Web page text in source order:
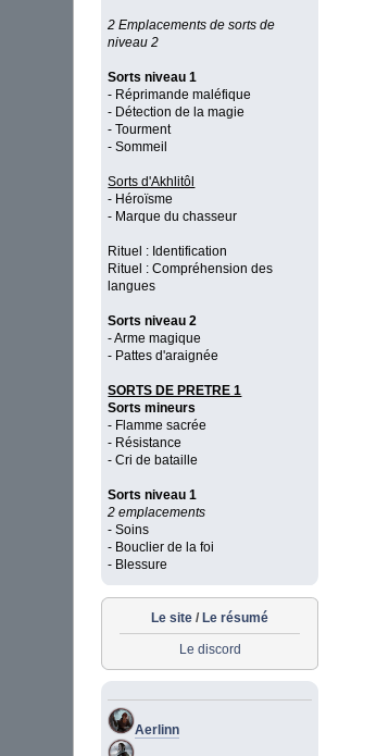
2 Emplacements de sorts de
niveau 2
Sorts niveau 1
- Réprimande maléfique
- Détection de la magie
- Tourment
- Sommeil
Sorts d'Akhlitôl
- Héroïsme
- Marque du chasseur
Rituel : Identification
Rituel : Compréhension des
langues
Sorts niveau 2
- Arme magique
- Pattes d'araignée
SORTS DE PRETRE 1
Sorts mineurs
- Flamme sacrée
- Résistance
- Cri de bataille
Sorts niveau 1
2 emplacements
- Soins
- Bouclier de la foi
- Blessure
Le site /Le résumé
Le discord
Aerlinn